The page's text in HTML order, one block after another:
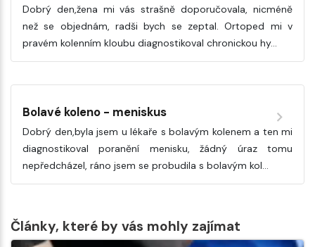
Dobrý den,žena mi vás strašně doporučovala, nicméně
než se objednám, radši bych se zeptal. Ortoped mi v
pravém kolenním kloubu diagnostikoval chronickou hy…
Bolavé koleno - meniskus
Dobrý den,byla jsem u lékaře s bolavým kolenem a ten mi
diagnostikoval poranění menisku, žádný úraz tomu
nepředcházel, ráno jsem se probudila s bolavým kol…
Články, které by vás mohly zajímat